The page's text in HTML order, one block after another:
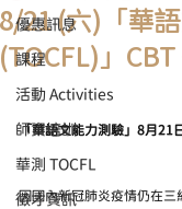
優惠訊息
課程
活動 Activities
師資培訓
華測 TOCFL
徵才資訊
8/21 (六)「華
(TOCFL)」
「華語文能力測驗」8月21
因國內新冠肺炎疫情仍在三